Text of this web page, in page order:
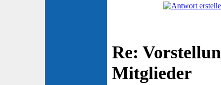
Re:
Mitglieder